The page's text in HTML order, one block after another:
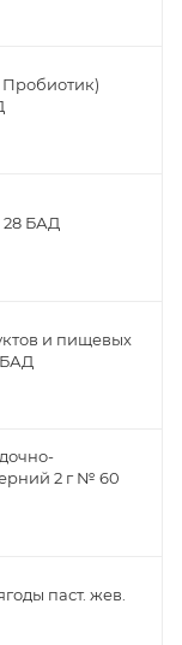
БАД
и пищевых
БАД
2 г № 60
паст. жев.